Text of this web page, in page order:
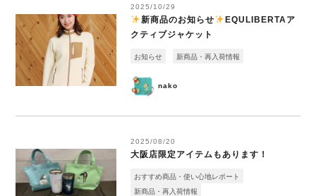
2025/10/29
️新商品のお知らせ
EQULIBERTAア
クティブジャケット
nako
お知らせ 新商品・再入荷情報
2025/08/20
大阪店限定アイテムもあります！
おすすめ商品・使い心地レポート
新商品・再入荷情報